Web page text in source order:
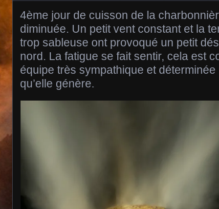
4ème jour de cuisson de la
diminuée. Un petit vent constant et la
trop sableuse ont provoqué un petit
nord. La fatigue se fait sentir, cela est
équipe très sympathique et
qu’elle génère.